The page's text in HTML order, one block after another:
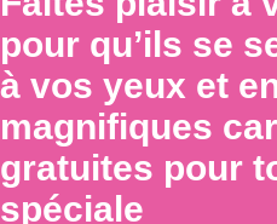
pour qu’ils se
à vos yeux et
magnifiques
gratuites pour
spéciale